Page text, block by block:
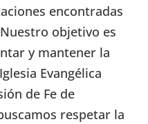
encontradas
objetivo es
y mantener la
Evangélica
de Fe de
respetar la